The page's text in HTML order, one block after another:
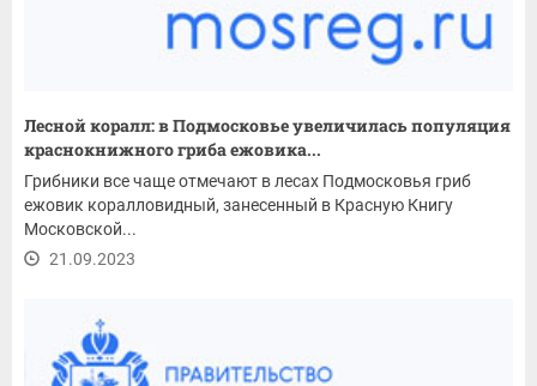
Лесной коралл: в Подмосковье увеличилась популяция
краснокнижного гриба ежовика...
Грибники все чаще отмечают в лесах Подмосковья гриб
ежовик коралловидный, занесенный в Красную Книгу
Московской...
21.09.2023